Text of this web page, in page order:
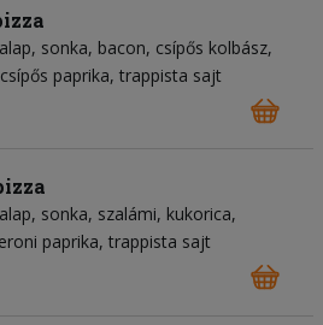
sonka bacon csípős kolbász
csípős paprika trappista sajt
sonka szalámi kukorica
paprika trappista sajt